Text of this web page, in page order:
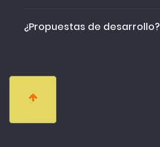
¿Propuestas de desarrollo?